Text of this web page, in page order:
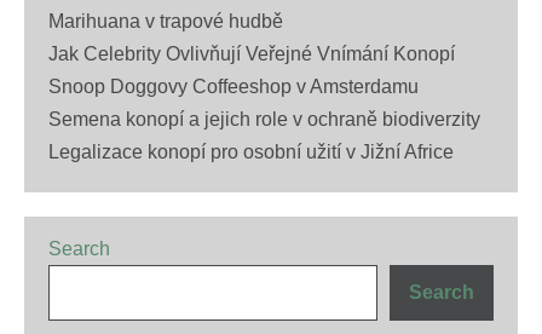
Marihuana v trapové hudbě
Jak Celebrity Ovlivňují Veřejné Vnímání Konopí
Snoop Doggovy Coffeeshop v Amsterdamu
Semena konopí a jejich role v ochraně biodiverzity
Legalizace konopí pro osobní užití v Jižní Africe
Search
Search